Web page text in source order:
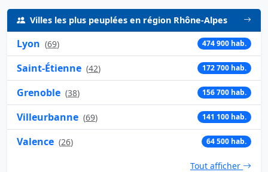
Villes les plus peuplées en région Rhône-Alpes
Lyon (69) 474 900 hab.
Saint-Étienne (42) 172 700 hab.
Grenoble (38) 156 700 hab.
Villeurbanne (69) 141 100 hab.
Valence (26) 64 500 hab.
Tout afficher